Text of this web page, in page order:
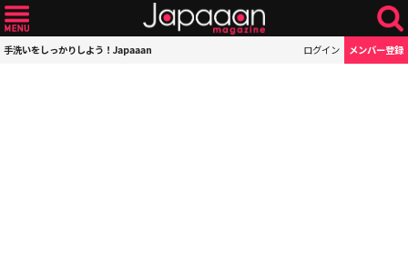
手洗いをしっかりしよう！Japaaan ログイン メンバー登録